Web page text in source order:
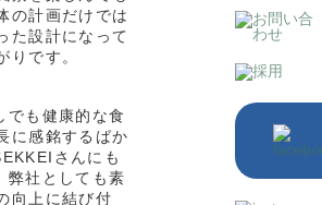
の計画だけでは
た設計になって
です。
でも健康的な食
に感銘するばか
さんにも
弊社としても素
向上に結び付